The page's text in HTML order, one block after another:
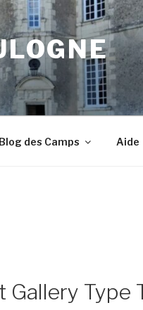
Blog des Camps Aide
Gallery Type